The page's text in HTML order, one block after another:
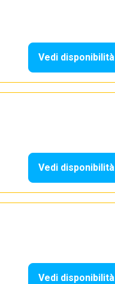
Vedi disponibilità
Vedi disponibilità
Vedi disponibilità